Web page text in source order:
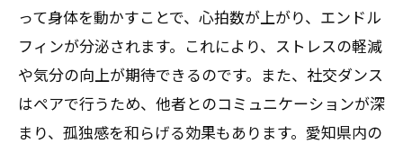
って身体を動かすことで、心拍数が上がり、エンドル
フィンが分泌されます。これにより、ストレスの軽減
や気分の向上が期待できるのです。また、社交ダンス
はペアで行うため、他者とのコミュニケーションが深
まり、孤独感を和らげる効果もあります。愛知県内の